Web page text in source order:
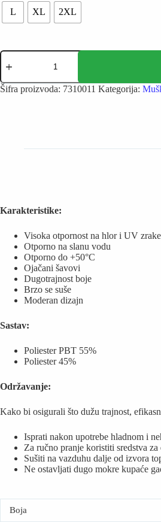
L XL 2XL
Turbo
kupaće
za
plivanje
Šifra proizvoda: 7310011 Kategorija:
Karakteristike:
Visoka otpornost na hlor i UV zrake
Otporno na slanu vodu
Otporno do +50°C
Ojačani šavovi
Dugotrajnost boje
Brzo se suše
Moderan dizajn
Sastav:
Poliester PBT 55%
Poliester 45%
Održavanje:
Kako bi osigurali što dužu trajnost,
Isprati nakon upotrebe hladnom i
Za ručno pranje koristiti sredstva
Sušiti na vazduhu dalje od izvora
Ne ostavljati dugo mokre kupaće
Boja